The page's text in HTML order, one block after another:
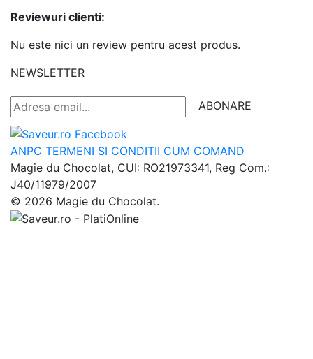
Reviewuri clienti:
Nu este nici un review pentru acest produs.
NEWSLETTER
ABONARE
ANPC TERMENI SI CONDITII CUM COMAND
Magie du Chocolat, CUI: RO21973341, Reg Com.:
J40/11979/2007
© 2026 Magie du Chocolat.